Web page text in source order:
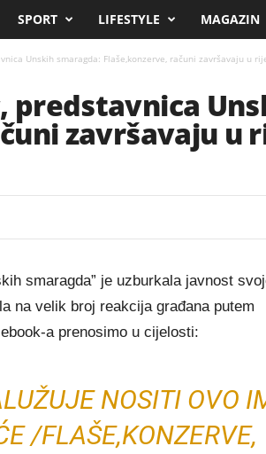
SPORT LIFESTYLE MAGAZIN
Unskih smaragda: Flaše,konzerve, računi završavaju u
predstavnica
završavaju u
smaragda” je uzburkala javnost
na velik broj reakcija građana putem
a prenosimo u cijelosti:
NOSITI OVO
/FLAŠE,KONZERVE,